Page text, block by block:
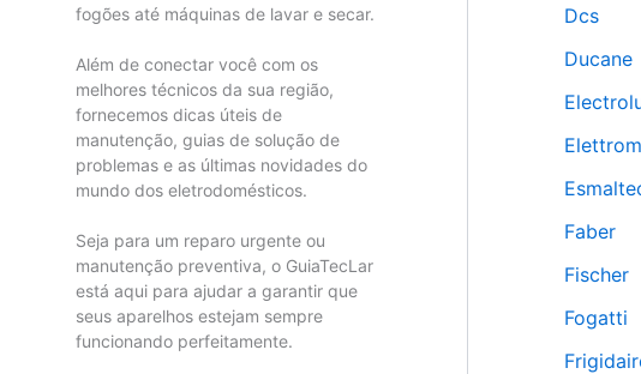
fogões até máquinas de lavar e secar.
Além de conectar você com os
melhores técnicos da sua região,
fornecemos dicas úteis de
manutenção, guias de solução de
problemas e as últimas novidades do
mundo dos eletrodomésticos.
Seja para um reparo urgente ou
manutenção preventiva, o GuiaTecLar
está aqui para ajudar a garantir que
seus aparelhos estejam sempre
funcionando perfeitamente.
Dcs
Ducane
Faber
Fischer
Fogatti